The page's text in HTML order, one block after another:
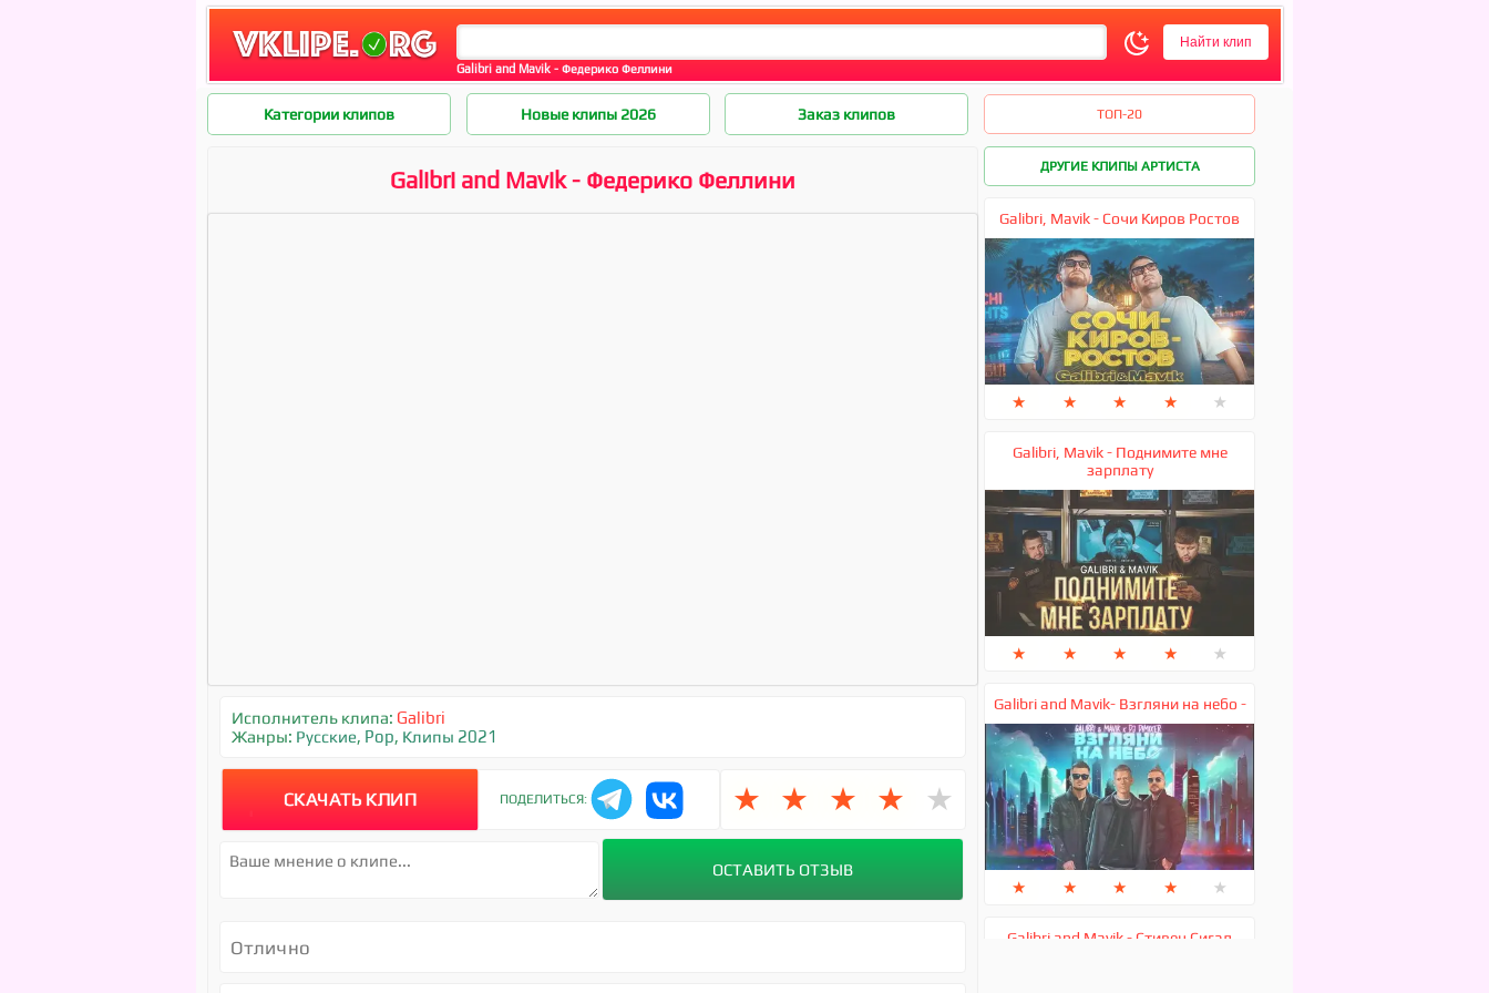
Galibri and Mavik - Федерико Феллини
Категории клипов Новые клипы 2026 Заказ клипов ТОП-20
Galibri and Mavik - Федерико Феллини
Исполнитель клипа: Galibri
Жанры: Русские, Pop, Клипы 2021
СКАЧАТЬ КЛИП ПОДЕЛИТЬСЯ: ★ ★ ★ ★ ★
Отлично
ДРУГИЕ КЛИПЫ АРТИСТА
Galibri, Mavik - Сочи Киров Ростов
★ ★ ★ ★ ★
Galibri, Mavik - Поднимите мне
зарплату
★ ★ ★ ★ ★
Galibri and Mavik- Взгляни на небо -
★ ★ ★ ★ ★
Galibri and Mavik - Стивен Сигал